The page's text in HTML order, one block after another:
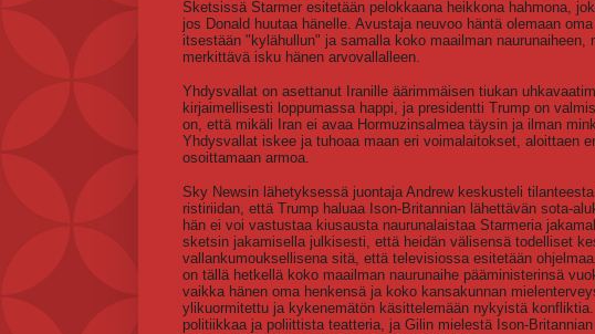
Sketsissä Starmer esitetään pelokkaana heikkona hahmona,
jos Donald huutaa hänelle. Avustaja neuvoo häntä olemaan
itsestään "kylähullun" ja samalla koko maailman
merkittävä isku hänen arvovallalleen.
Yhdysvallat on asettanut Iranille äärimmäisen tiukan
kirjaimellisesti loppumassa happi, ja presidentti Trump on
on, että mikäli Iran ei avaa Hormuzinsalmea täysin ja ilman
Yhdysvallat iskee ja tuhoaa maan eri voimalaitokset, aloittaen
osoittamaan armoa.
Sky Newsin lähetyksessä juontaja Andrew keskusteli
ristiriidan, että Trump haluaa Ison-Britannian lähettävän sota-
hän ei voi vastustaa kiusausta naurunalaistaa Starmeria
sketsin jakamisella julkisesti, että heidän välisensä todelliset
vallankumouksellisena sitä, että televisiossa esitetään
on tällä hetkellä koko maailman naurunaihe pääministerinsä
vaikka hänen oma henkensä ja koko kansakunnan
ylikuormitettu ja kykenemätön käsittelemään nykyistä
politiikkaa ja poliittista teatteria, ja Gilin mielestä Ison-